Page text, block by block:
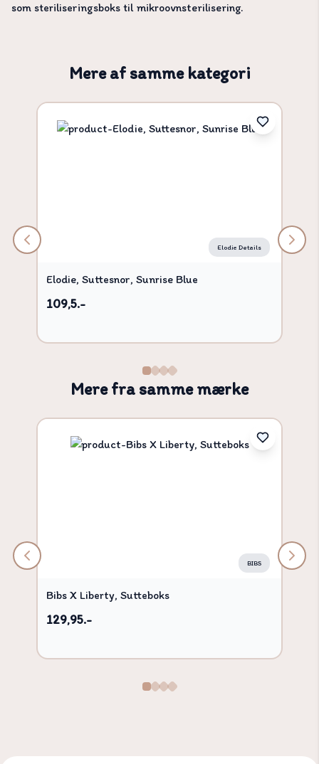
som steriliseringsboks til mikroovnsterilisering.
Mere af samme kategori
Elodie Details
Elodie, Suttesnor, Sunrise Blue
109,5.-
Mere fra samme mærke
BIBS
Bibs X Liberty, Sutteboks
129,95.-